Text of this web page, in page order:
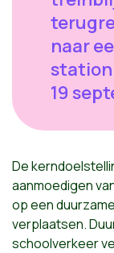
naar
19
De
aanmoedigen
op een
verplaatsen.
schoolverkeer